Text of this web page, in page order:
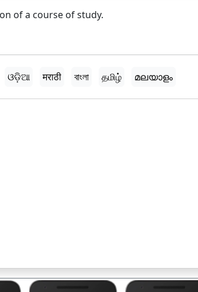
of a course of study.
ଓଡ଼ିଆ मराठी বাংলা தமிழ் മലയാളം